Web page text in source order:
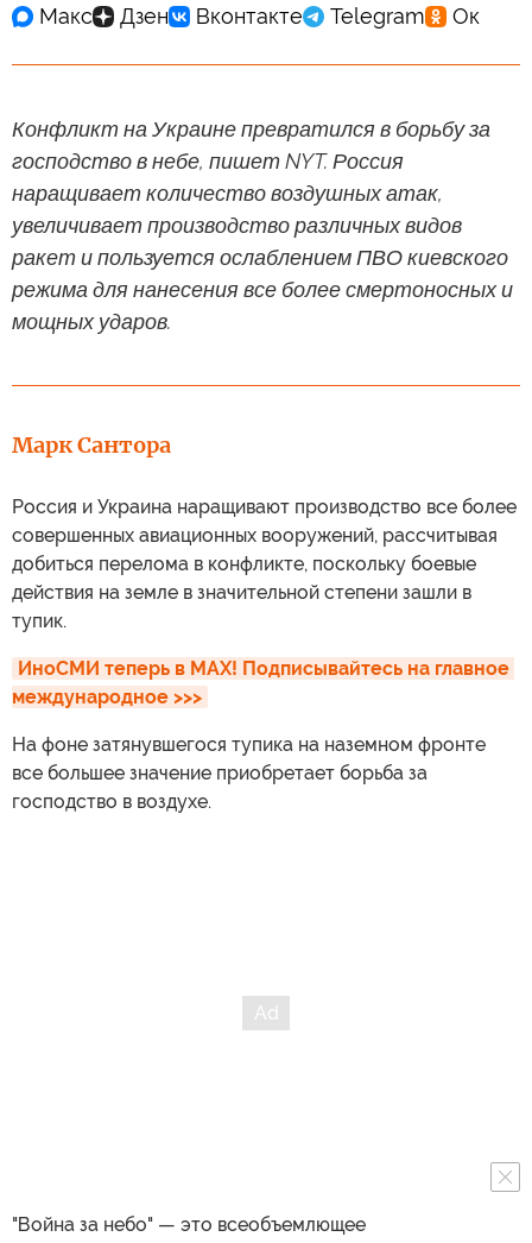
Конфликт на Украине превратился в борьбу за
господство в небе, пишет NYT. Россия
наращивает количество воздушных атак,
увеличивает производство различных видов
ракет и пользуется ослаблением ПВО киевского
режима для нанесения все более смертоносных и
мощных ударов.
Марк Сантора
Россия и Украина наращивают производство все более
совершенных авиационных вооружений, рассчитывая
добиться перелома в конфликте, поскольку боевые
действия на земле в значительной степени зашли в
тупик.
ИноСМИ теперь в MAX! Подписывайтесь на главное
международное >>>
На фоне затянувшегося тупика на наземном фронте
все большее значение приобретает борьба за
господство в воздухе.
"Война за небо" — это всеобъемлющее